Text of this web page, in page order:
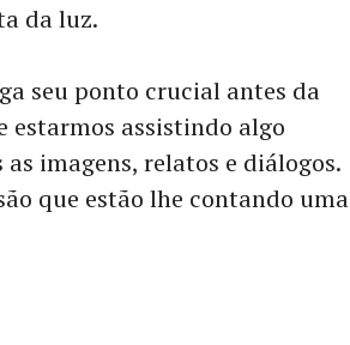
da luz.
seu ponto crucial antes da
estarmos assistindo algo
imagens, relatos e diálogos.
que estão lhe contando uma